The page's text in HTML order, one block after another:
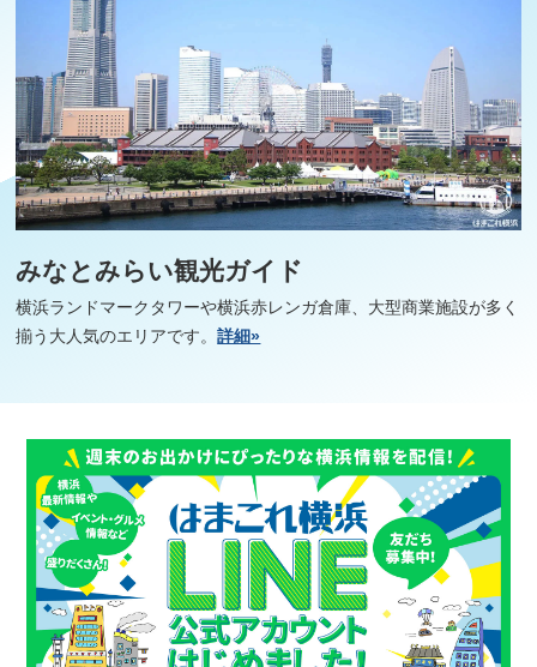
みなとみらい観光ガイド
横浜ランドマークタワーや横浜赤レンガ倉庫、大型商業施設が多く
揃う大人気のエリアです。詳細»